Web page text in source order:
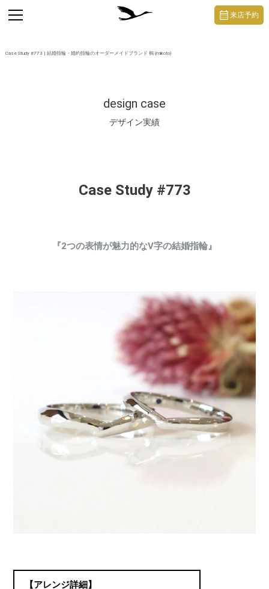
Case Study #773 | 結婚指輪・婚約指輪のオーダーメイドブランド 鶴 (mikoto)
design case
デザイン実績
toggle
navigation
来店予約
Case Study #773
『2つの表情が魅力的なV字の結婚指輪』
【アレンジ詳細】